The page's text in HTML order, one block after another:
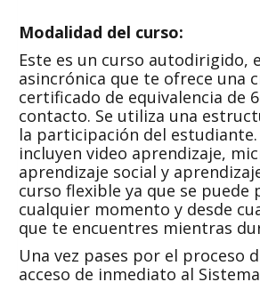
Modalidad del curso:
Este es un curso autodirigido,
asincrónica que te ofrece una
certificado de equivalencia de
contacto. Se utiliza una
la participación del estudiante.
incluyen video aprendizaje,
aprendizaje social y
curso flexible ya que se puede
cualquier momento y desde
que te encuentres mientras
Una vez pases por el proceso
acceso de inmediato al